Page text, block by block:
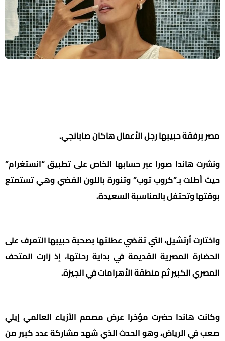
مصر برفقة حبيبها رجل الأعمال هاكان صابانجي.
ونشرت هاندا صورا عبر حسابها الخاص على تطبيق “انستغرام”
حيث أطلت بـ”كروب توب” وتنورة باللون الفضي وهي تستمتع
بوقتها وتحتفل بالمناسبة السعيدة.
واختارت أرتشيل، التي تقضي عطلتها بصحبة حبيبها التعرف على
الحضارة المصرية القديمة في بداية رحلتها، إذ زارت المتحف
المصري الكبير ثم منطقة الأهرامات في الجيزة.
وكانت هاندا حضرت مؤخرا عرض مصمم الأزياء العالمي إيلي
صعب في الرياض، وهو الحدث الذي شهد مشاركة عدد كبير من